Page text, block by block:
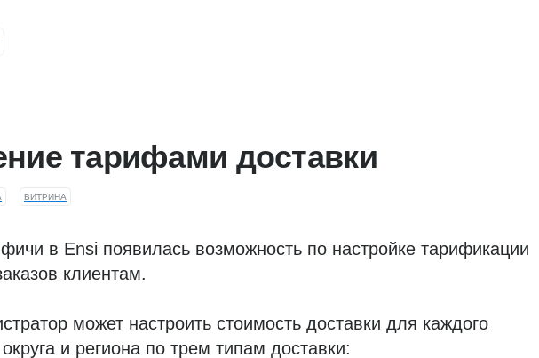
тарифами доставки
ВИТРИНА
в Ensi появилась возможность по настройке тарификации
клиентам.
может настроить стоимость доставки для каждого
и региона по трем типам доставки: